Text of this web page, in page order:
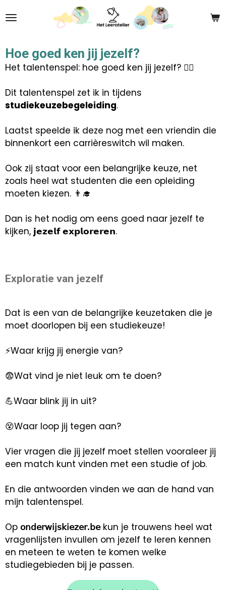
direct
de
hoofdinhoud
Hoe goed ken jij jezelf?
Het talentenspel: hoe goed ken jij jezelf? 🤷‍♀️
Dit talentenspel zet ik in tijdens
studiekeuzebegeleiding.
Laatst speelde ik deze nog met een vriendin die
binnenkort een carrièreswitch wil maken.
Ook zij staat voor een belangrijke keuze, net
zoals heel wat studenten die een opleiding
moeten kiezen. 👨‍🎓
Dan is het nodig om eens goed naar jezelf te
kijken, 𝗷𝗲𝘇𝗲𝗹𝗳 𝗲𝘅𝗽𝗹𝗼𝗿𝗲𝗿𝗲𝗻.
Exploratie van jezelf
Dat is een van de belangrijke keuzetaken die je
moet doorlopen bij een studiekeuze!
⚡Waar krijg jij energie van?
😨Wat vind je niet leuk om te doen?
💪Waar blink jij in uit?
😵Waar loop jij tegen aan?
Vier vragen die jij jezelf moet stellen vooraleer jij
een match kunt vinden met een studie of job.
En die antwoorden vinden we aan de hand van
mijn talentenspel.
Op 𝗈𝗇𝖽𝖾𝗋𝗐𝗂𝗃𝗌𝗄𝗂𝖾𝗓𝖾𝗋.𝖻𝖾kun je trouwens heel wat
vragenlijsten invullen om jezelf te leren kennen
en meteen te weten te komen welke
studiegebieden bij je passen.